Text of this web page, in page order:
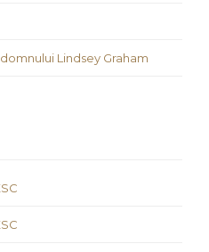
Lindsey Graham